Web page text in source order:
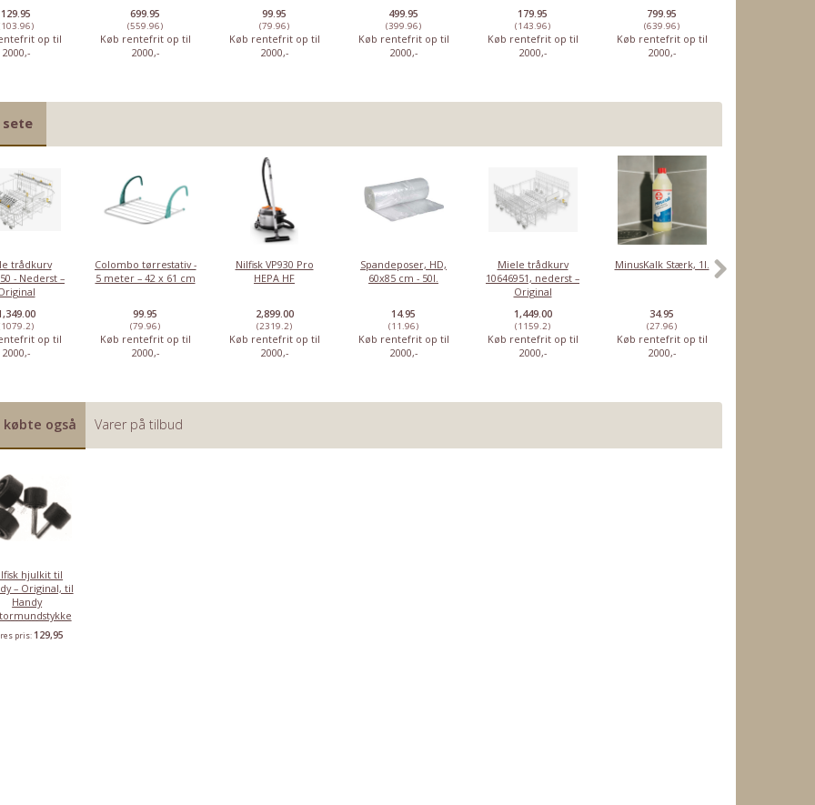
129.95
op til
2000,-
699.95
(559.96)
Køb rentefrit op til
2000,-
99.95
(79.96)
Køb rentefrit op til
2000,-
499.95
(399.96)
Køb rentefrit op til
2000,-
179.95
(143.96)
Køb rentefrit op til
2000,-
799.95
(639.96)
Køb rentefrit op til
2000,-
sete
trådkurv
- Nederst –
op til
2000,-
Colombo tørrestativ -
5 meter – 42 x 61 cm
99.95
(79.96)
Køb rentefrit op til
2000,-
Nilfisk VP930 Pro
HEPA HF
2,899.00
(2319.2)
Køb rentefrit op til
2000,-
Spandeposer, HD,
60x85 cm - 50l.
14.95
(11.96)
Køb rentefrit op til
2000,-
Miele trådkurv
10646951, nederst –
Original
1,449.00
(1159.2)
Køb rentefrit op til
2000,-
MinusKalk Stærk, 1l.
34.95
(27.96)
Køb rentefrit op til
2000,-
købte også Varer på tilbud
hjulkit til
– Original, til
Handy
pris: 129,95